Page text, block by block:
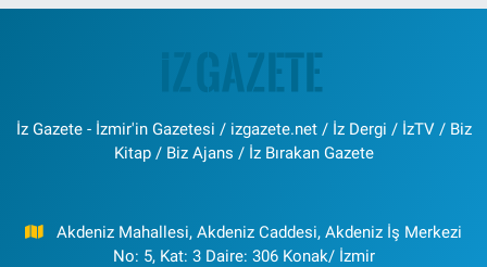
İz Gazete - İzmir'in Gazetesi / izgazete.net / İz Dergi / İzTV / Biz
Kitap / Biz Ajans / İz Bırakan Gazete
Akdeniz Mahallesi, Akdeniz Caddesi, Akdeniz İş Merkezi
No: 5, Kat: 3 Daire: 306 Konak/ İzmir